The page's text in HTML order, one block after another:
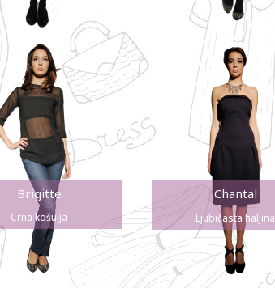
Brigitte
Crna košulja
Chantal
Ljubičasta haljina